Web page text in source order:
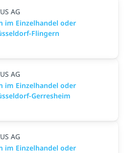
AG
im Einzelhandel oder
Flingern
AG
im Einzelhandel oder
Gerresheim
AG
im Einzelhandel oder